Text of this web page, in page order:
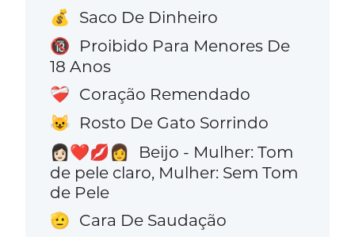
💰 Saco De Dinheiro
🔞
Proibido Para Menores De
18 Anos
❤️‍🩹 Coração Remendado
😺 Rosto De Gato Sorrindo
👩🏻‍❤️‍💋‍👩
Beijo - Mulher: Tom
de pele claro, Mulher: Sem Tom
de Pele
🫡 Cara De Saudação